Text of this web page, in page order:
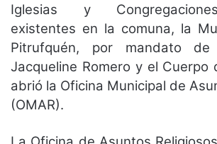
Iglesias y
existentes en la comuna, la
Pitrufquén, por mandato de
Jacqueline Romero y el Cuerpo
abrió la Oficina Municipal de
(OMAR).